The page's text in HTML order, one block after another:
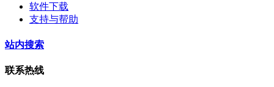
软件下载
支持与帮助
站内搜索
联系热线